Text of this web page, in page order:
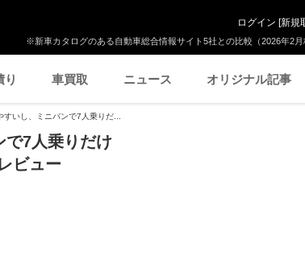
※新車カタログのある自動車総合情報サイト5社との比較（2026年2月
ログイン [新規
り 車買取 ニュース オリジナル記事
すいし、ミニバンで7人乗りだ...
で7人乗りだけ
ビュー